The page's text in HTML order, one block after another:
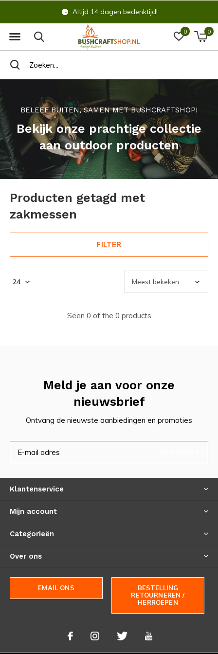
0 0
Altijd 14 dagen bedenktijd!
BELEEF BUITEN, SAMEN MET BUSHCRAFTSHOP!
Bekijk onze prachtige collectie
aan outdoor producten
Producten getagd met
zakmessen
FILTER
Seen 0 of the 0 products
Meld je aan voor onze
nieuwsbrief
Ontvang de nieuwste aanbiedingen en promoties
Klantenservice
Mijn account
Categorieën
Over ons
EMAIL ONS
BESTELLING
RETOURNEREN /
HERROEPEN